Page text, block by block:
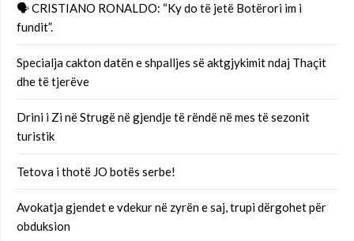
🗣 CRISTIANO RONALDO: “Ky do të jetë Botërori im i
fundit”.
Specialja cakton datën e shpalljes së aktgjykimit ndaj Thaçit
dhe të tjerëve
Drini i Zi në Strugë në gjendje të rëndë në mes të sezonit
turistik
Tetova i thotë JO botës serbe!
Avokatja gjendet e vdekur në zyrën e saj, trupi dërgohet për
obduksion